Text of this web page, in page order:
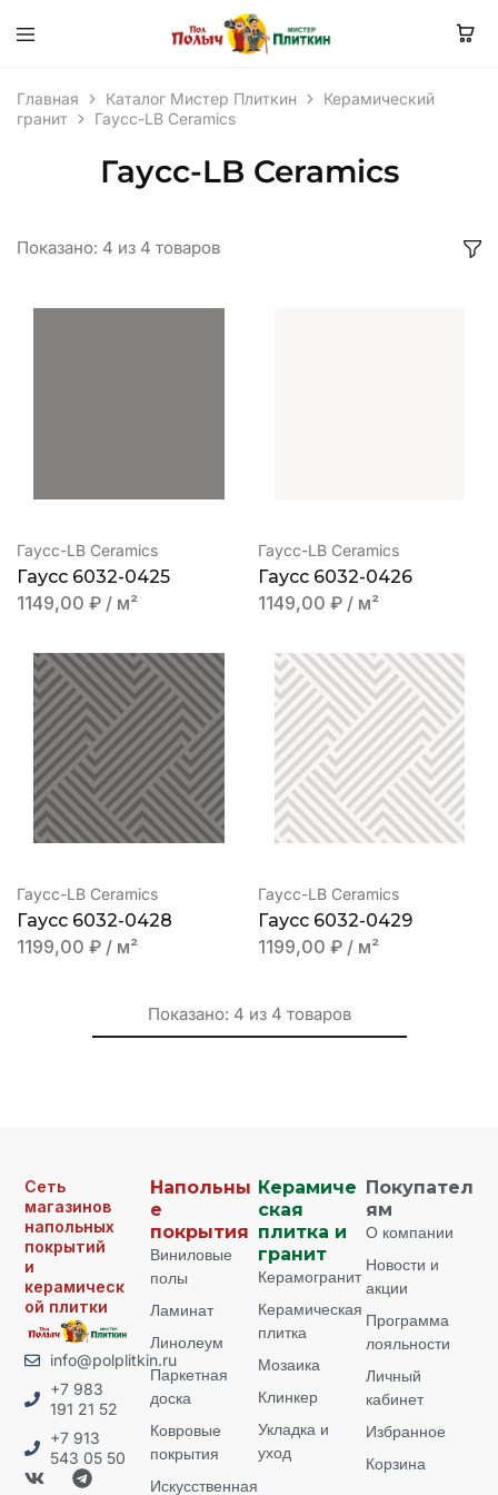
Главная Каталог Мистер Плиткин
Керамический
гранит
Гаусс-LB Ceramics
Гаусс-LB Ceramics
Показано: 4 из 4 товаров
Гаусс-LB Ceramics
Гаусс 6032-0425
1149,00 ₽ / м²
Гаусс-LB Ceramics
Гаусс 6032-0426
1149,00 ₽ / м²
Гаусс-LB Ceramics
Гаусс 6032-0428
1199,00 ₽ / м²
Гаусс-LB Ceramics
Гаусс 6032-0429
1199,00 ₽ / м²
Показано: 4 из 4 товаров
Сеть
магазинов
напольных
покрытий
и
керамическ
ой плитки
info@polplitkin.ru
+7 983
191 21 52
+7 913
543 05 50
Напольны
е
покрытия
Виниловые
полы
Ламинат
Линолеум
Паркетная
доска
Ковровые
покрытия
Искусственная
Керамиче
ская
плитка и
гранит
Керамогранит
Керамическая
плитка
Мозаика
Клинкер
Укладка и
уход
Покупател
ям
О компании
Новости и
акции
Программа
лояльности
Личный
кабинет
Избранное
Корзина